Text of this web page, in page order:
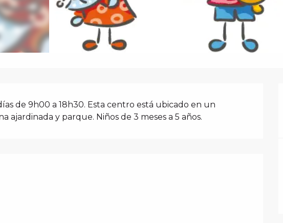
de 9h00 a 18h30. Esta centro está ubicado en un
ajardinada y parque. Niños de 3 meses a 5 años.
PRESTACIONES